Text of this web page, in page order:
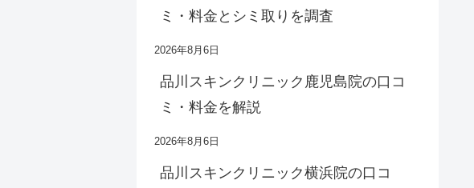
ミ・料金とシミ取りを調査
2026年8月6日
品川スキンクリニック鹿児島院の口コ
ミ・料金を解説
2026年8月6日
品川スキンクリニック横浜院の口コ